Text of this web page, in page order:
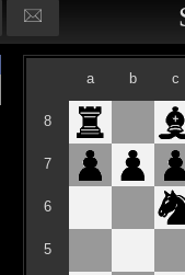
a b c
8
7
6
5